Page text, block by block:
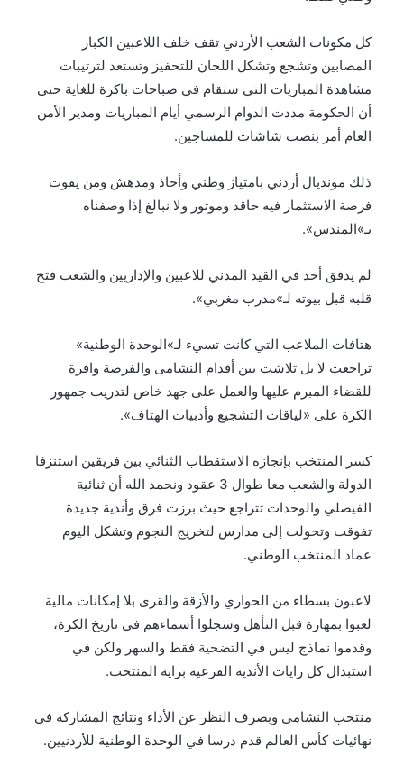
كل مكونات الشعب الأردني تقف خلف اللاعبين الكبار
المصابين وتشجع وتشكل اللجان للتحفيز وتستعد لترتيبات
مشاهدة المباريات التي ستقام في صباحات باكرة للغاية حتى
أن الحكومة مددت الدوام الرسمي أيام المباريات ومدير الأمن
العام أمر بنصب شاشات للمساجين.
ذلك مونديال أردني بامتياز وطني وأخاذ ومدهش ومن يفوت
فرصة الاستثمار فيه حاقد وموتور ولا نبالغ إذا وصفناه
بـ»المندس».
لم يدقق أحد في القيد المدني للاعبين والإداريين والشعب فتح
قلبه قبل بيوته لـ»مدرب مغربي».
هتافات الملاعب التي كانت تسيء لـ»الوحدة الوطنية»
تراجعت لا بل تلاشت بين أقدام النشامى والفرصة وافرة
للقضاء المبرم عليها والعمل على جهد خاص لتدريب جمهور
الكرة على «لياقات التشجيع وأدبيات الهتاف».
كسر المنتخب بإنجازه الاستقطاب الثنائي بين فريقين استنزفا
الدولة والشعب معا طوال 3 عقود ونحمد الله أن ثنائية
الفيصلي والوحدات تتراجع حيث برزت فرق وأندية جديدة
تفوقت وتحولت إلى مدارس لتخريج النجوم وتشكل اليوم
عماد المنتخب الوطني.
لاعبون بسطاء من الحواري والأزقة والقرى بلا إمكانات مالية
لعبوا بمهارة قبل التأهل وسجلوا أسماءهم في تاريخ الكرة،
وقدموا نماذج ليس في التضحية فقط والسهر ولكن في
استبدال كل رايات الأندية الفرعية براية المنتخب.
منتخب النشامى وبصرف النظر عن الأداء ونتائج المشاركة في
نهائيات كأس العالم قدم درسا في الوحدة الوطنية للأردنيين.